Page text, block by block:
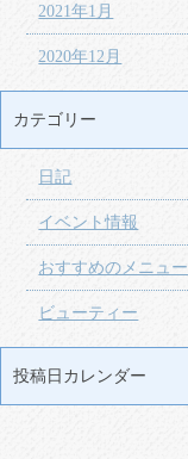
2021年1月
2020年12月
カテゴリー
日記
イベント情報
おすすめのメニュー
ビューティー
投稿日カレンダー